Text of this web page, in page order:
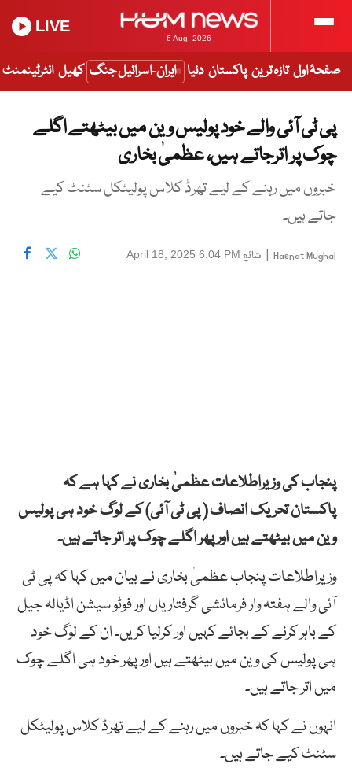
6 Aug, 2026
LIVE
صفحۂ اول تازہ ترین پاکستان دنیا ایران-اسرائیل جنگ کھیل انٹرٹینمنٹ
پی ٹی آئی والے خود پولیس وین میں بیٹھتے اگلے
چوک پر اترجاتے ہیں، عظمیٰ بخاری
خبروں میں رہنے کے لیے تھرڈ کلاس پولیٹکل سٹنٹ کیے
جاتے ہیں۔
Hasnat Mughal
| شائع April 18, 2025 6:04 PM
پنجاب کی وزیراطلاعات عظمیٰ بخاری نے کہا ہے کہ
پاکستان تحریک انصاف ( پی ٹی آئی) کے لوگ خود ہی پولیس
وین میں بیٹھتے ہیں اور پھر اگلے چوک پر اتر جاتے ہیں۔
وزیراطلاعات پنجاب عظمیٰ بخاری نے بیان میں کہا کہ پی ٹی
آئی والے ہفتہ وار فرمائشی گرفتاریاں اور فوٹو سیشن اڈیالہ جیل
کے باہر کرنے کے بجائے کہیں اور کرلیا کریں۔ ان کے لوگ خود
ہی پولیس کی وین میں بیٹھتے ہیں اور پھر خود ہی اگلے چوک
میں اتر جاتے ہیں۔
انہوں نے کہا کہ خبروں میں رہنے کے لیے تھرڈ کلاس پولیٹکل
سٹنٹ کیے جاتے ہیں۔